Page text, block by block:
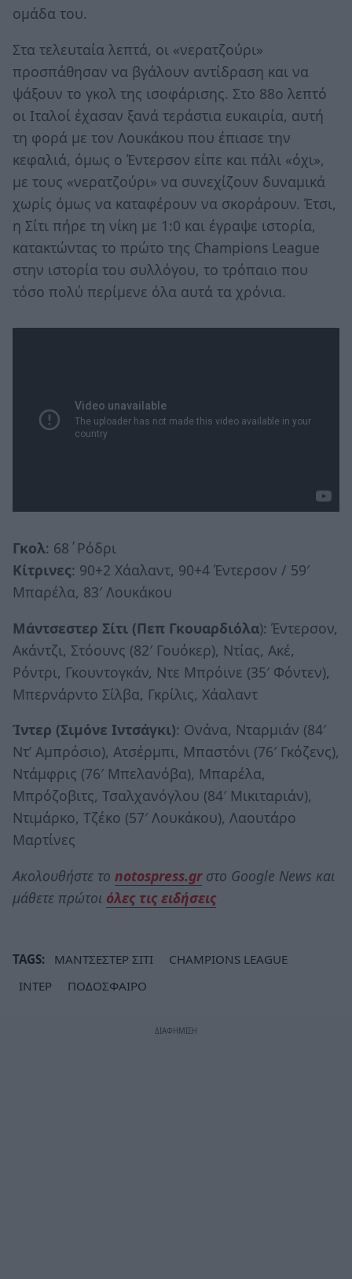
ομάδα του.
Στα τελευταία λεπτά, οι «νερατζούρι»
προσπάθησαν να βγάλουν αντίδραση και να
ψάξουν το γκολ της ισοφάρισης. Στο 88ο λεπτό
οι Ιταλοί έχασαν ξανά τεράστια ευκαιρία, αυτή
τη φορά με τον Λουκάκου που έπιασε την
κεφαλιά, όμως ο Έντερσον είπε και πάλι «όχι»,
με τους «νερατζούρι» να συνεχίζουν δυναμικά
χωρίς όμως να καταφέρουν να σκοράρουν. Έτσι,
η Σίτι πήρε τη νίκη με 1:0 και έγραψε ιστορία,
κατακτώντας το πρώτο της Champions League
στην ιστορία του συλλόγου, το τρόπαιο που
τόσο πολύ περίμενε όλα αυτά τα χρόνια.
Γκoλ: 68΄Ρόδρι
Kίτρινες: 90+2 Χάαλαντ, 90+4 Έντερσον / 59′
Μπαρέλα, 83′ Λουκάκου
Μάντσεστερ Σίτι (Πεπ Γκουαρδιόλα): Έντερσον,
Ακάντζι, Στόουνς (82′ Γουόκερ), Ντίας, Ακέ,
Ρόντρι, Γκουντογκάν, Ντε Μπρόινε (35′ Φόντεν),
Μπερνάρντο Σίλβα, Γκρίλις, Χάαλαντ
Ίντερ (Σιμόνε Ιντσάγκι): Ονάνα, Νταρμιάν (84′
Ντ’ Αμπρόσιο), Ατσέρμπι, Μπαστόνι (76′ Γκόζενς),
Ντάμφρις (76′ Μπελανόβα), Μπαρέλα,
Μπρόζοβιτς, Τσαλχανόγλου (84′ Μικιταριάν),
Ντιμάρκο, Τζέκο (57′ Λουκάκου), Λαουτάρο
Μαρτίνες
Ακολουθήστε το notospress.grστο Google News και
μάθετε πρώτοι όλες τις ειδήσεις
TAGS: ΜΑΝΤΣΕΣΤΕΡ ΣΙΤΙ
CHAMPIONS LEAGUE
ΙΝΤΕΡ
ΠΟΔΟΣΦΑΙΡΟ